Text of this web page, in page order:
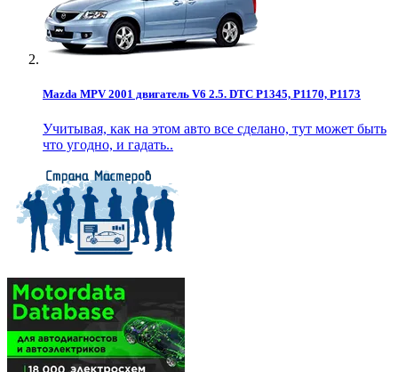
Mazda MPV 2001 двигатель V6 2.5. DTC P1345, P1170, P1173
Учитывая, как на этом авто все сделано, тут может быть
что угодно, и гадать..